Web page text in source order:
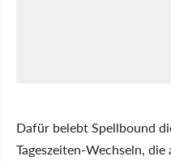
Dafür belebt Spellbound
Tageszeiten-Wechseln,